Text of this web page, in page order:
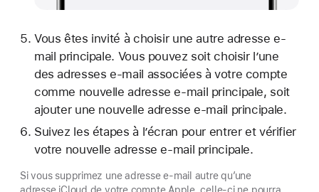
Vous êtes invité à choisir une autre adresse e-
mail principale. Vous pouvez soit choisir l’une
des adresses e-mail associées à votre compte
comme nouvelle adresse e-mail principale, soit
ajouter une nouvelle adresse e-mail principale.
Suivez les étapes à l’écran pour entrer et vérifier
votre nouvelle adresse e-mail principale.
Si vous supprimez une adresse e-mail autre qu’une